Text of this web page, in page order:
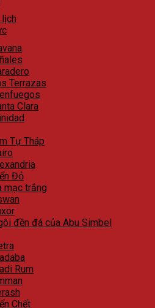
Terrazas
Clara
Tự Tháp
Đỏ
mạc trắng
đền đá của Abu Simbel
Rum
Chết